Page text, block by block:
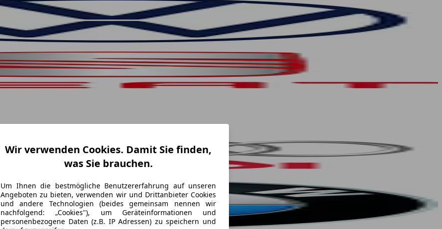
Wir verwenden Cookies. Damit Sie finden,
was Sie brauchen.
Um Ihnen die bestmögliche Benutzererfahrung auf unseren
Angeboten zu bieten, verwenden wir und Drittanbieter Cookies
und andere Technologien (beides gemeinsam nennen wir
nachfolgend: „Cookies"), um Geräteinformationen und
personenbezogene Daten (z.B. IP Adressen) zu speichern und